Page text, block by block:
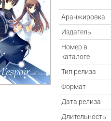
Аранжировка
Издатель
Номер в
каталоге
Тип релиза
Формат
Дата релиза
Длительность